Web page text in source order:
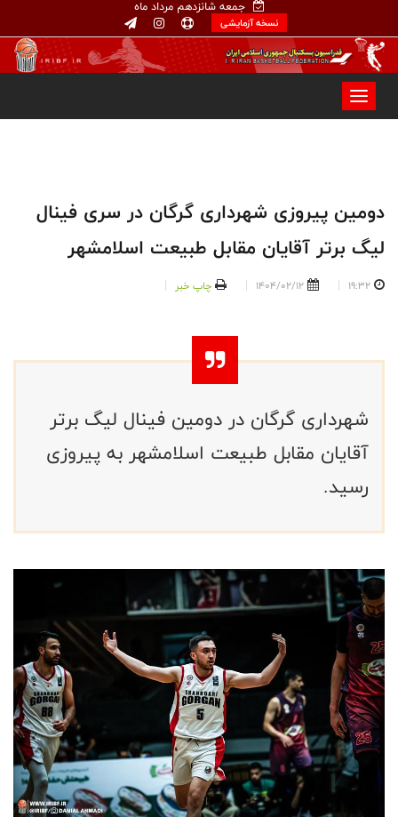
جمعه شانزدهم مرداد ماه
نسخه آزمایشی
دومین پیروزی شهرداری گرگان در سری فینال
لیگ برتر آقایان مقابل طبیعت اسلامشهر
19:32
1404/02/12 چاپ خبر
شهرداری گرگان در دومین فینال لیگ برتر
آقایان مقابل طبیعت اسلامشهر به پیروزی
رسید.